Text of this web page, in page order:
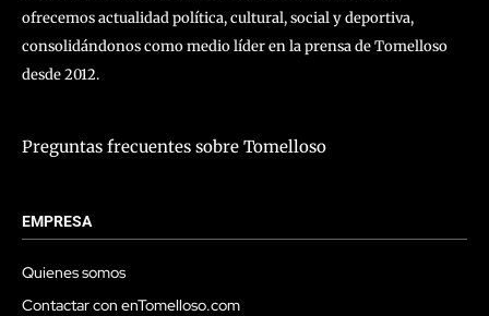
ofrecemos actualidad política, cultural, social y deportiva,
consolidándonos como medio líder en la prensa de Tomelloso
desde 2012.
Preguntas frecuentes sobre Tomelloso
EMPRESA
Quienes somos
Contactar con enTomelloso.com